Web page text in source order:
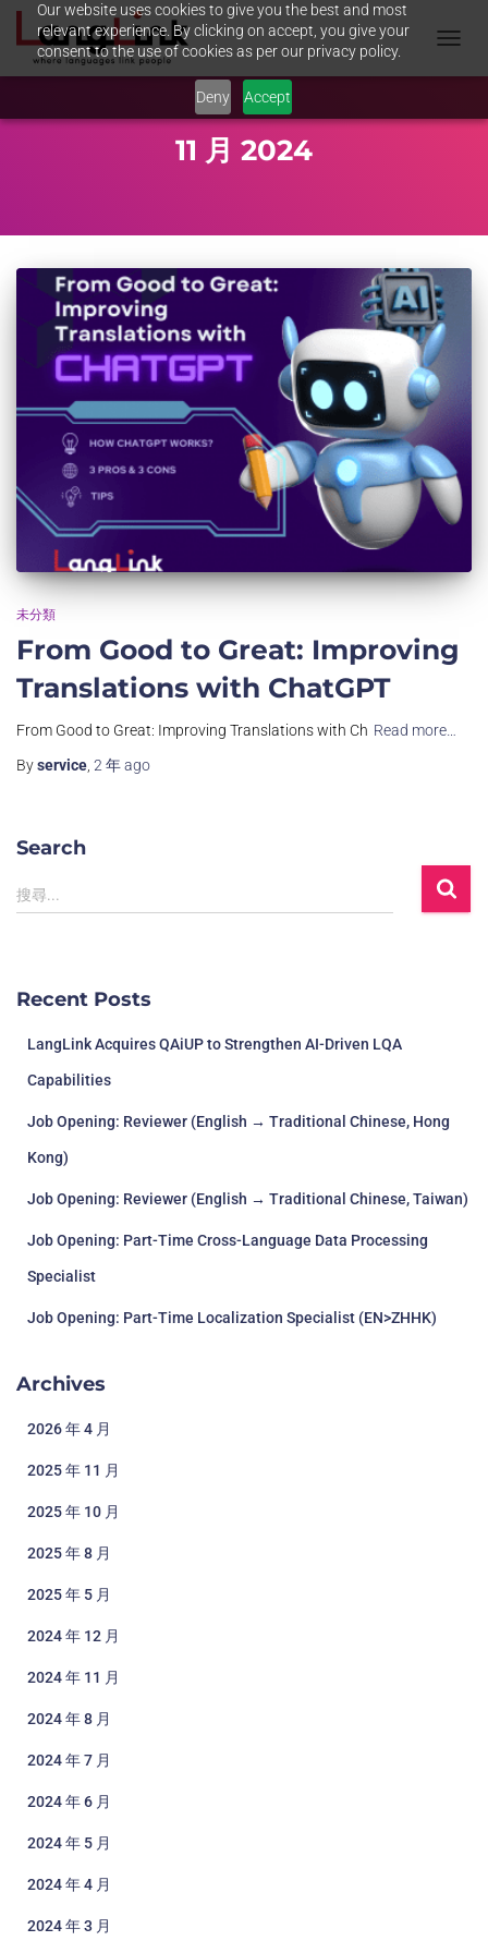
Our website uses cookies to give you the best and most
relevant experience. By clicking on accept, you give your
consent to the use of cookies as per our privacy policy.
Deny Accept
11 月 2024
未分類
From Good to Great: Improving
Translations with ChatGPT
From Good to Great: Improving Translations with Ch Read more…
Byservice 2 年ago
Search
搜尋...
Recent Posts
LangLink Acquires QAiUP to Strengthen AI-Driven LQA
Capabilities
Job Opening: Reviewer (English → Traditional Chinese, Hong
Kong)
Job Opening: Reviewer (English → Traditional Chinese, Taiwan)
Job Opening: Part-Time Cross-Language Data Processing
Specialist
Job Opening: Part-Time Localization Specialist (EN>ZHHK)
Archives
2026 年 4 月
2025 年 11 月
2025 年 10 月
2025 年 8 月
2025 年 5 月
2024 年 12 月
2024 年 11 月
2024 年 8 月
2024 年 7 月
2024 年 6 月
2024 年 5 月
2024 年 4 月
2024 年 3 月